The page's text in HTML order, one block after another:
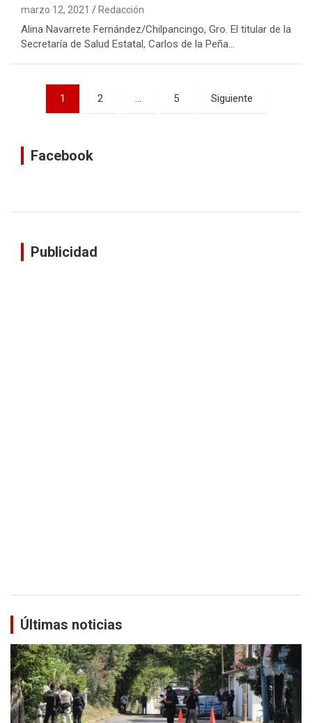
marzo 12, 2021 Redacción
Alina Navarrete Fernández/Chilpancingo, Gro. El titular de la
Secretaría de Salud Estatal, Carlos de la Peña…
Navegación
1 2 … 5 Siguiente
Facebook
Publicidad
Últimas noticias